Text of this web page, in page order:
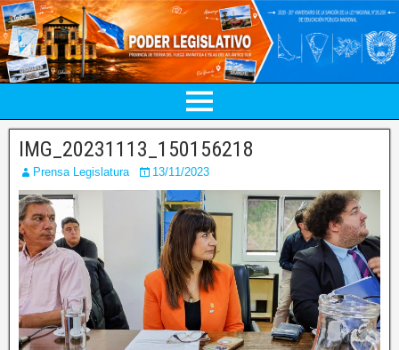
IMG_20231113_150156218
Prensa Legislatura 13/11/2023